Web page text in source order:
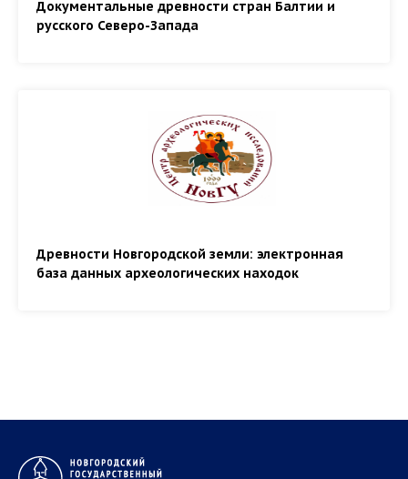
Документальные древности стран Балтии и
русского Северо-Запада
Древности Новгородской земли: электронная
база данных археологических находок